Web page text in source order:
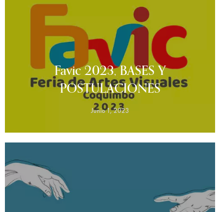
Favic 2023, BASES Y
POSTULACIONES
Junio 1, 2023